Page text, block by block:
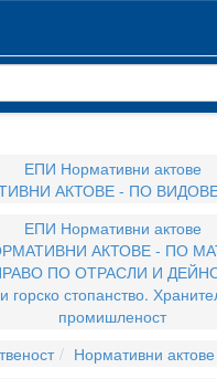
ЕПИ Нормативни актове
АКТОВЕ - ПО
ЕПИ Нормативни актове
АКТОВЕ - ПО
ПО ОТРАСЛИ И
горско стопанство.
промишленост
Нормативни актове